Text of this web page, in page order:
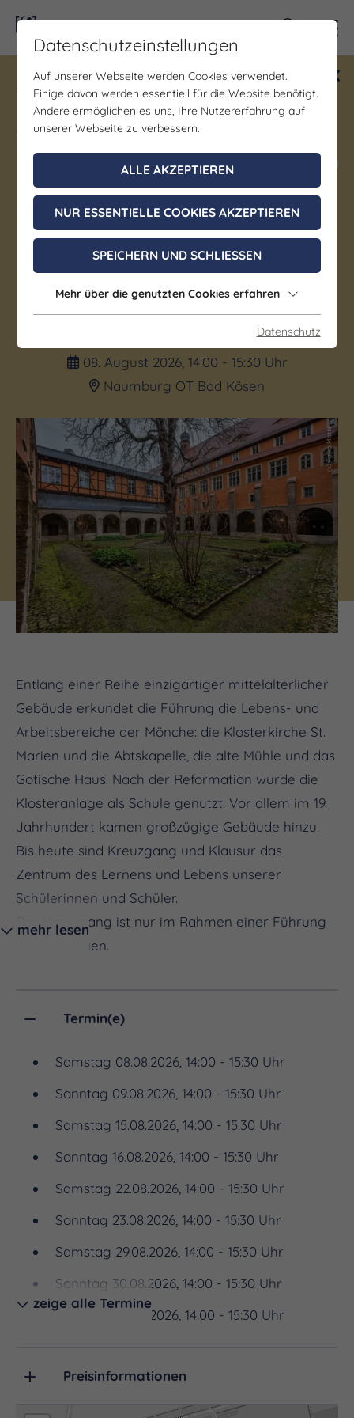
Gewinne ein Blind Date mit Saale-
Unstrut! Teilnahme vom 1.7. - 18.12.
möglich.
Jetzt mitmachen
Brauchtum/Kultur | Führung/Besichtigung | Kunst
& Kultur
900 Jahre Geschichte -
Zisterzienserkloster und
Landesschule Pforta
08. August 2026, 14:00 - 15:30 Uhr
Naumburg OT Bad Kösen
(c) Falko Matte
Entlang einer Reihe einzigartiger mittelalterlicher
Gebäude erkundet die Führung die Lebens- und
Arbeitsbereiche der Mönche: die Klosterkirche St.
Marien und die Abtskapelle, die alte Mühle und das
Gotische Haus. Nach der Reformation wurde die
Klosteranlage als Schule genutzt. Vor allem im 19.
Jahrhundert kamen großzügige Gebäude hinzu.
Bis heute sind Kreuzgang und Klausur das
Zentrum des Lernens und Lebens unserer
Schülerinnen und Schüler.
Der Kreuzgang ist nur im Rahmen einer Führung
zu besichtigen.
mehr lesen
Termin(e)
Samstag 08.08.2026, 14:00 - 15:30 Uhr
Sonntag 09.08.2026, 14:00 - 15:30 Uhr
Samstag 15.08.2026, 14:00 - 15:30 Uhr
Sonntag 16.08.2026, 14:00 - 15:30 Uhr
Samstag 22.08.2026, 14:00 - 15:30 Uhr
Sonntag 23.08.2026, 14:00 - 15:30 Uhr
Samstag 29.08.2026, 14:00 - 15:30 Uhr
Sonntag 30.08.2026, 14:00 - 15:30 Uhr
Samstag 05.09.2026, 14:00 - 15:30 Uhr
Samstag 12.09.2026, 14:00 - 15:30 Uhr
Sonntag 13.09.2026, 14:00 - 15:30 Uhr
zeige alle Termine
Preisinformationen
Datenschutzeinstellungen
Auf unserer Webseite werden Cookies verwendet.
Einige davon werden essentiell für die Website benötigt.
Andere ermöglichen es uns, Ihre Nutzererfahrung auf
unserer Webseite zu verbessern.
ALLE AKZEPTIEREN
NUR ESSENTIELLE COOKIES AKZEPTIEREN
SPEICHERN UND SCHLIESSEN
Mehr über die genutzten Cookies erfahren
Datenschutz